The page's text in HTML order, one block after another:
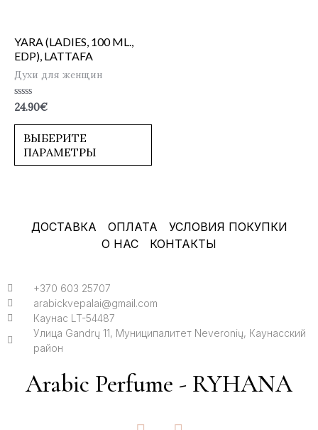
YARA (LADIES, 100 ML.,
EDP), LATTAFA
Духи для женщин
Оценка
из
24.90€
ВЫБЕРИТЕ
ПАРАМЕТРЫ
ДОСТАВКА ОПЛАТА
УСЛОВИЯ ПОКУПКИ
О НАС
КОНТАКТЫ
+370 603 25707
arabickvepalai@gmail.com
Каунас LT-54487
Улица Gandrų 11, Муниципалитет Neveronių, Каунасский
район
Arabic Perfume - RYHANA
F I